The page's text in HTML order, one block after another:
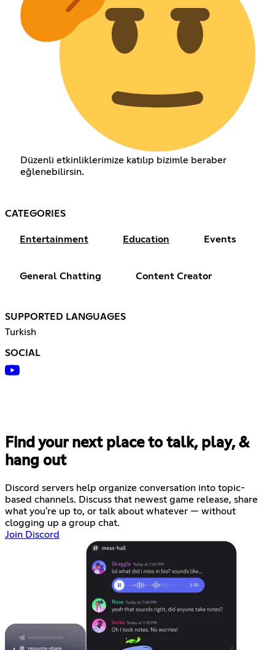
Düzenli etkinliklerimize katılıp bizimle beraber
eğlenebilirsin.
CATEGORIES
Entertainment Education Events
General Chatting Content Creator
SUPPORTED LANGUAGES
Turkish
SOCIAL
Find your next place to talk, play, &
hang out
Discord servers help organize conversation into topic-
based channels. Discuss that newest game release, share
what you're up to, or talk about whatever — without
clogging up a group chat.
Join Discord